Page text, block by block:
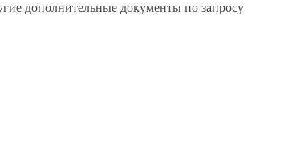
дополнительные документы по запросу